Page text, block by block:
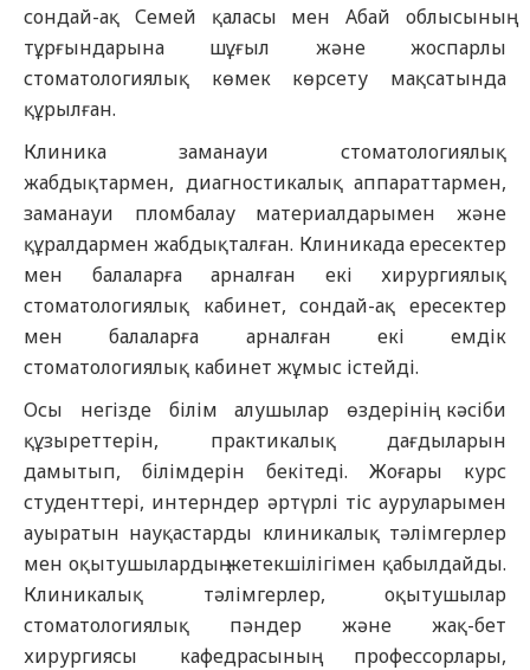
сондай-ақ Семей қаласы мен Абай облысының
тұрғындарына шұғыл және жоспарлы
стоматологиялық көмек көрсету мақсатында
құрылған.
Клиника заманауи стоматологиялық
жабдықтармен, диагностикалық аппараттармен,
заманауи пломбалау материалдарымен және
құралдармен жабдықталған. Клиникада ересектер
мен балаларға арналған екі хирургиялық
стоматологиялық кабинет, сондай-ақ ересектер
мен балаларға арналған екі емдік
стоматологиялық кабинет жұмыс істейді.
Осы негізде білім алушылар өздерінің кәсіби
құзыреттерін, практикалық дағдыларын
дамытып, білімдерін бекітеді. Жоғары курс
студенттері, интерндер әртүрлі тіс ауруларымен
ауыратын науқастарды клиникалық тәлімгерлер
мен оқытушылардың жетекшілігімен қабылдайды.
Клиникалық тәлімгерлер, оқытушылар
стоматологиялық пәндер және жақ-бет
хирургиясы кафедрасының профессорлары,